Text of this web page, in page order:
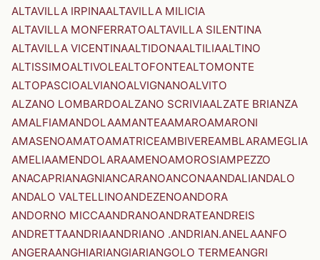
ALTAVILLA IRPINAALTAVILLA MILICIA
ALTAVILLA MONFERRATOALTAVILLA SILENTINA
ALTAVILLA VICENTINAALTIDONAALTILIAALTINO
ALTISSIMOALTIVOLEALTOFONTEALTOMONTE
ALTOPASCIOALVIANOALVIGNANOALVITO
ALZANO LOMBARDOALZANO SCRIVIAALZATE BRIANZA
AMALFIAMANDOLAAMANTEAAMAROAMARONI
AMASENOAMATOAMATRICEAMBIVEREAMBLARAMEGLIA
AMELIAAMENDOLARAAMENOAMOROSIAMPEZZO
ANACAPRIANAGNIANCARANOANCONAANDALIANDALO
ANDALO VALTELLINOANDEZENOANDORA
ANDORNO MICCAANDRANOANDRATEANDREIS
ANDRETTAANDRIAANDRIANO .ANDRIAN.ANELAANFO
ANGERAANGHIARIANGIARIANGOLO TERMEANGRI